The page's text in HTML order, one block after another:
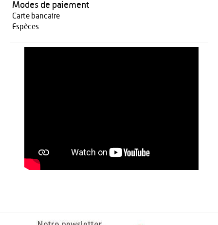
Modes de paiement
Carte bancaire
Espèces